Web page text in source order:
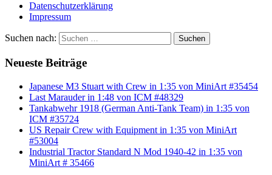
Datenschutzerklärung
Impressum
Suchen nach: Suchen
Neueste Beiträge
Japanese M3 Stuart with Crew in 1:35 von MiniArt #35454
Last Marauder in 1:48 von ICM #48329
Tankabwehr 1918 (German Anti-Tank Team) in 1:35 von
ICM #35724
US Repair Crew with Equipment in 1:35 von MiniArt
#53004
Industrial Tractor Standard N Mod 1940-42 in 1:35 von
MiniArt # 35466